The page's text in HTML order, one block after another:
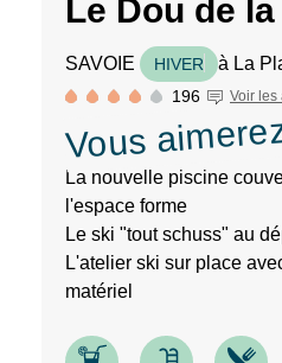
Le Dou de
SAVOIE HIVER à La
196 Voir les
Vous
La nouvelle piscine
l'espace forme
Le ski "tout schuss" au
L'atelier ski sur place
matériel